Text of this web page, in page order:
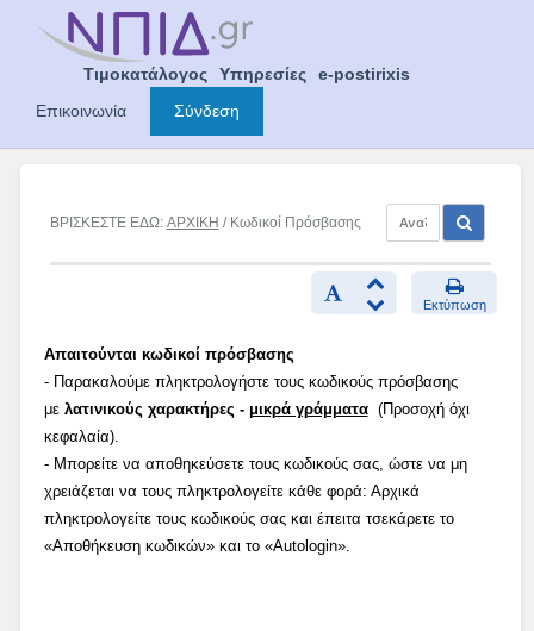
Τιμοκατάλογος Υπηρεσίες
e-postirixis
Επικοινωνία
Σύνδεση
ΒΡΙΣΚΕΣΤΕ ΕΔΩ: ΑΡΧΙΚΗ / Κωδικοί Πρόσβασης
Εκτύπωση
Απαιτούνται κωδικοί πρόσβασης
- Παρακαλούμε πληκτρολογήστε τους κωδικούς πρόσβασης
με λατινικούς χαρακτήρες - μικρά γράμματα(Προσοχή όχι
κεφαλαία).
- Μπορείτε να αποθηκεύσετε τους κωδικούς σας, ώστε να μη
χρειάζεται να τους πληκτρολογείτε κάθε φορά: Αρχικά
πληκτρολογείτε τους κωδικούς σας και έπειτα τσεκάρετε το
«Αποθήκευση κωδικών» και το «Autologin».